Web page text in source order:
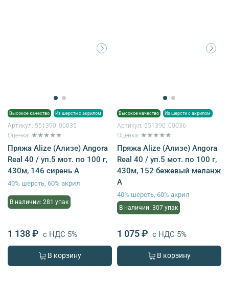
Высокое качество Из шерсти с акрилом
Артикул: 551390_00035
Оценка: ★★★★★
Пряжа Alize (Ализе) Angora
Real 40 / уп.5 мот. по 100 г,
430м, 146 сирень A
40% шерсть, 60% акрил
В наличии: 281 упак
1 138 ₽ с НДС 5%
В корзину
Высокое качество Из шерсти с акрилом
Артикул: 551390_00036
Оценка: ★★★★★
Пряжа Alize (Ализе) Angora
Real 40 / уп.5 мот. по 100 г,
430м, 152 бежевый меланж
А
40% шерсть, 60% акрил
В наличии: 307 упак
1 075 ₽ с НДС 5%
В корзину